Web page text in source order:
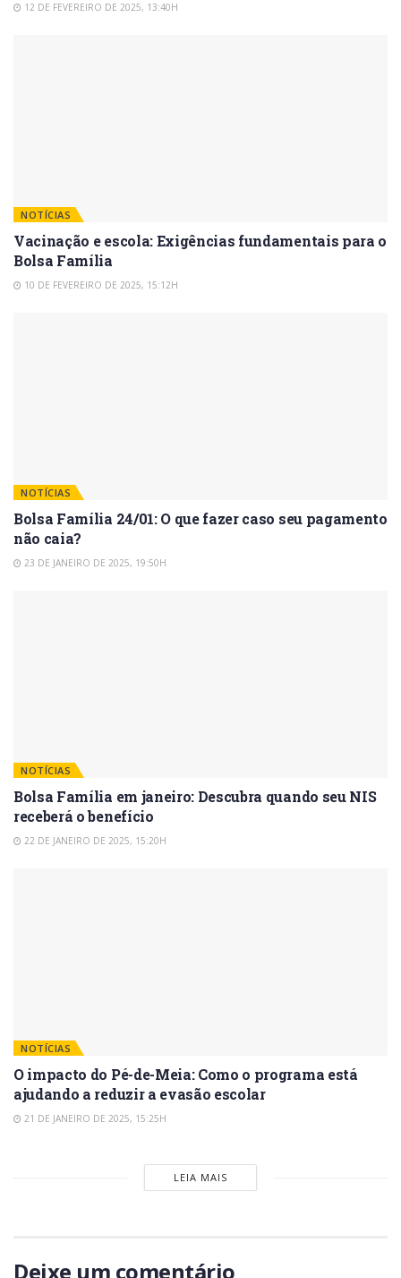
12 DE FEVEREIRO DE 2025, 13:40H
NOTÍCIAS
Vacinação e escola: Exigências fundamentais para o
Bolsa Família
10 DE FEVEREIRO DE 2025, 15:12H
NOTÍCIAS
Bolsa Família 24/01: O que fazer caso seu pagamento
não caia?
23 DE JANEIRO DE 2025, 19:50H
NOTÍCIAS
Bolsa Família em janeiro: Descubra quando seu NIS
receberá o benefício
22 DE JANEIRO DE 2025, 15:20H
NOTÍCIAS
O impacto do Pé-de-Meia: Como o programa está
ajudando a reduzir a evasão escolar
21 DE JANEIRO DE 2025, 15:25H
LEIA MAIS
Deixe um comentário